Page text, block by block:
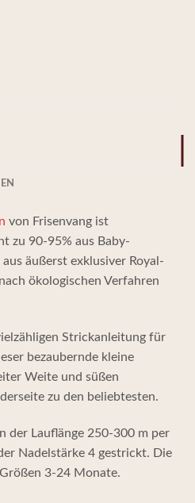
von Frisenvang ist
zu 90-95% aus Baby-
äußerst exklusiver Royal-
ökologischen Verfahren
Strickanleitung für
bezaubernde kleine
Weite und süßen
zu den beliebtesten.
der Lauflänge 250-300 m per
Nadelstärke 4 gestrickt. Die
3-24 Monate.